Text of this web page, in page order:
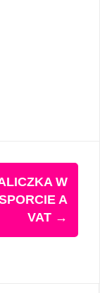
W
A
VAT →